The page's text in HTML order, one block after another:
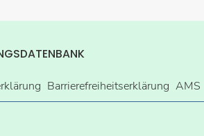
Barrierefreiheitserklärung AMS